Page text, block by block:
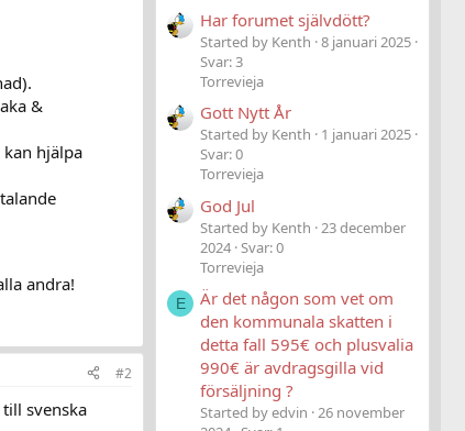
&
hjälpa
andra!
#2
svenska
Har forumet självdött?
Started by Kenth 8 januari 2025
Svar: 3
Torrevieja
Gott Nytt År
Started by Kenth
1 januari 2025
Svar: 0
Torrevieja
God Jul
Started by Kenth 23 december
2024 Svar: 0
Torrevieja
E
Är det någon som vet om
den kommunala skatten i
detta fall 595€ och plusvalia
990€ är avdragsgilla vid
försäljning ?
Started by edvin 26 november